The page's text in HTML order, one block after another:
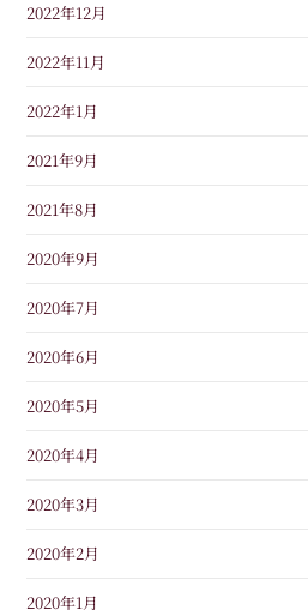
2022年12月
2022年11月
2022年1月
2021年9月
2021年8月
2020年9月
2020年7月
2020年6月
2020年5月
2020年4月
2020年3月
2020年2月
2020年1月